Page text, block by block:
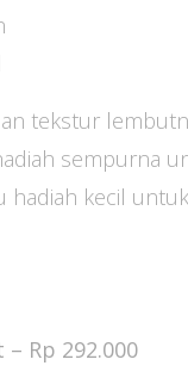
tekstur
sempurna
hadiah kecil
– Rp 292.000